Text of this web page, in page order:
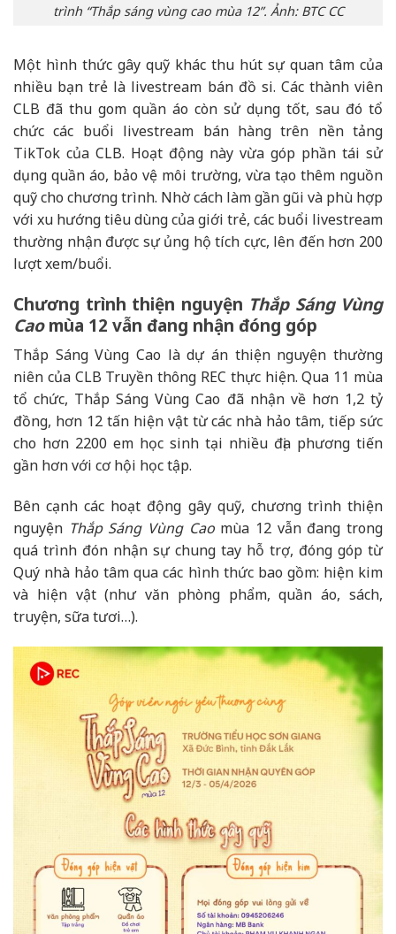
trình “Thắp sáng vùng cao mùa 12”. Ảnh: BTC CC
Một hình thức gây quỹ khác thu hút sự quan tâm của
nhiều bạn trẻ là livestream bán đồ si. Các thành viên
CLB đã thu gom quần áo còn sử dụng tốt, sau đó tổ
chức các buổi livestream bán hàng trên nền tảng
TikTok của CLB. Hoạt động này vừa góp phần tái sử
dụng quần áo, bảo vệ môi trường, vừa tạo thêm nguồn
quỹ cho chương trình. Nhờ cách làm gần gũi và phù hợp
với xu hướng tiêu dùng của giới trẻ, các buổi livestream
thường nhận được sự ủng hộ tích cực, lên đến hơn 200
lượt xem/buổi.
Chương trình thiện nguyện Thắp Sáng Vùng
Caomùa 12 vẫn đang nhận đóng góp
Thắp Sáng Vùng Cao là dự án thiện nguyện thường
niên của CLB Truyền thông REC thực hiện. Qua 11 mùa
tổ chức, Thắp Sáng Vùng Cao đã nhận về hơn 1,2 tỷ
đồng, hơn 12 tấn hiện vật từ các nhà hảo tâm, tiếp sức
cho hơn 2200 em học sinh tại nhiều địa phương tiến
gần hơn với cơ hội học tập.
Bên cạnh các hoạt động gây quỹ, chương trình thiện
nguyện Thắp Sáng Vùng Cao mùa 12 vẫn đang trong
quá trình đón nhận sự chung tay hỗ trợ, đóng góp từ
Quý nhà hảo tâm qua các hình thức bao gồm: hiện kim
và hiện vật (như văn phòng phẩm, quần áo, sách,
truyện, sữa tươi…).